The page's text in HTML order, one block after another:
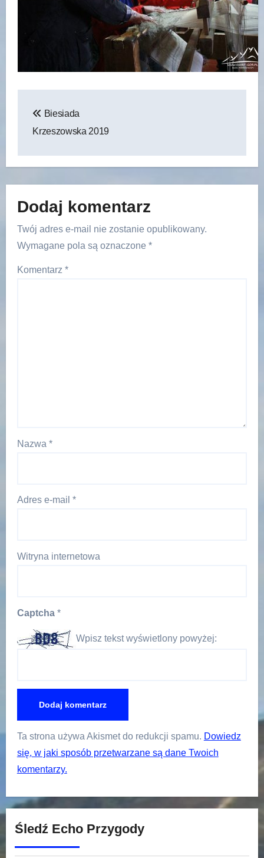
wpisu
Biesiada
Krzeszowska 2019
Dodaj komentarz
Twój adres e-mail nie zostanie opublikowany.
Wymagane pola są oznaczone *
Komentarz *
Nazwa *
Adres e-mail *
Witryna internetowa
Captcha *
Wpisz tekst wyświetlony powyżej:
Ta strona używa Akismet do redukcji spamu. Dowiedz
się, w jaki sposób przetwarzane są dane Twoich
komentarzy.
Śledź Echo Przygody